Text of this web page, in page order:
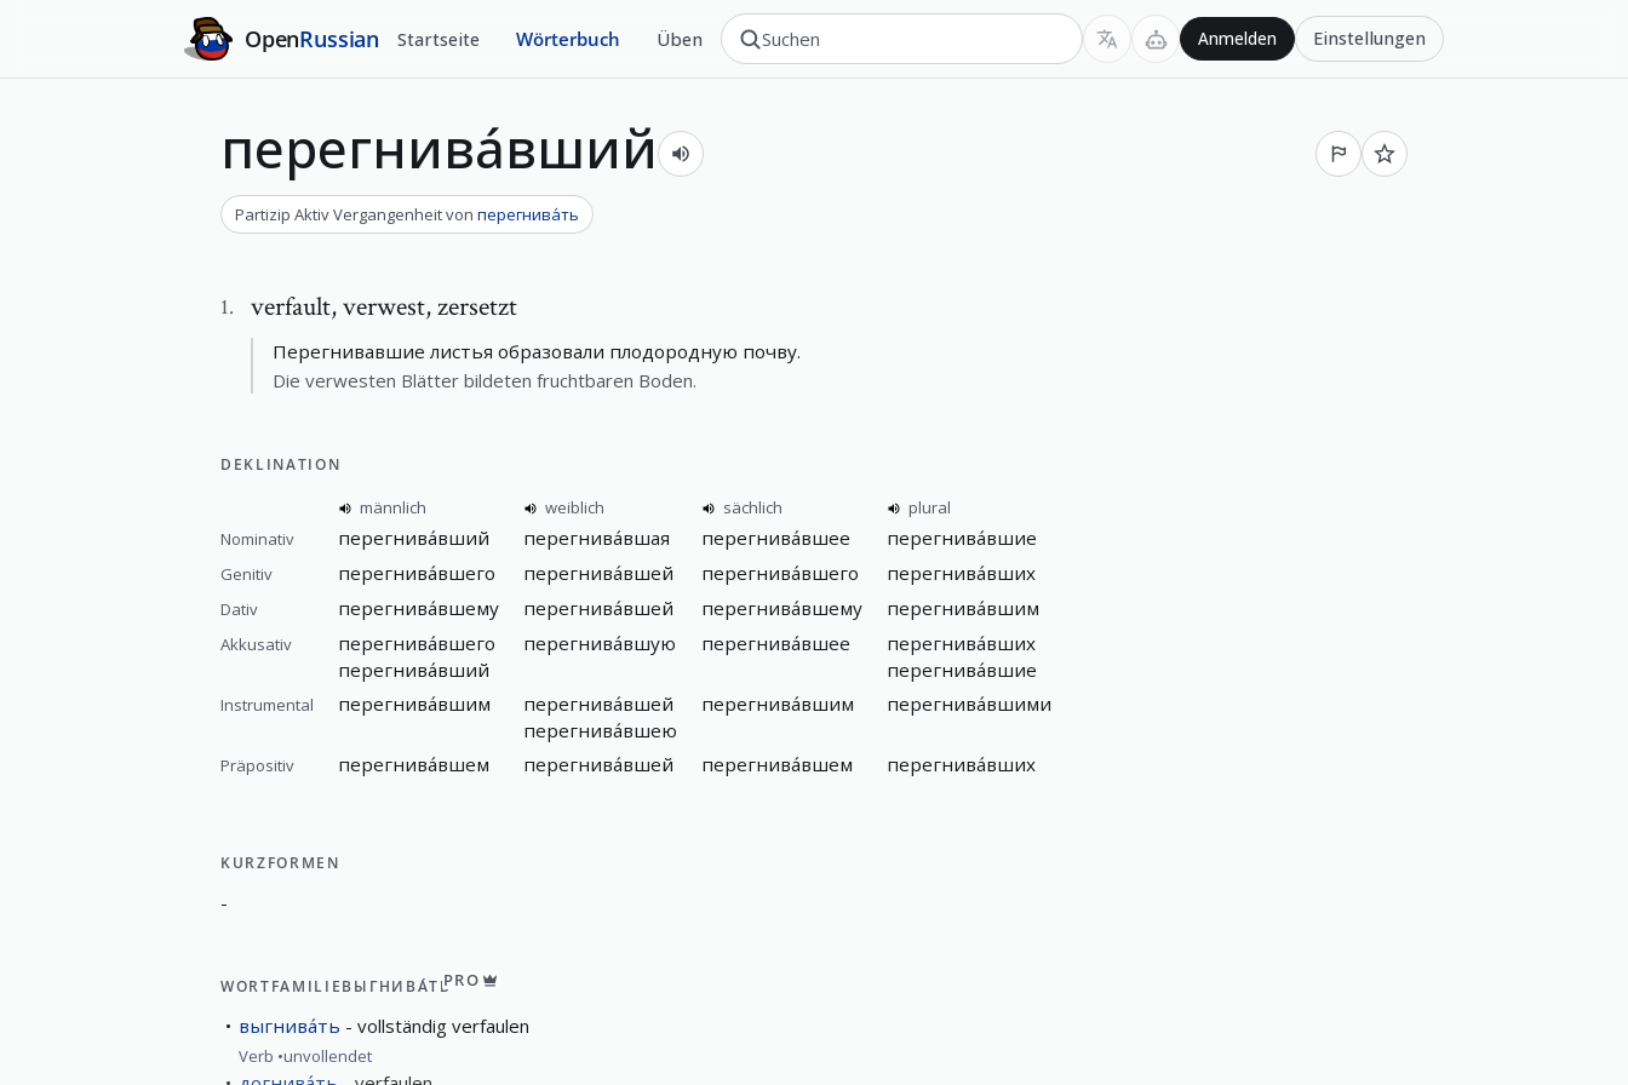
OpenRussian Startseite Wörterbuch Üben Anmelden Einstellungen
перегнива́вший
Partizip Aktiv Vergangenheitvon перегнива́ть
1. verfault,verwest, zersetzt
Перегнивавшие листья образовали плодородную почву.
Die verwesten Blätter bildeten fruchtbaren Boden.
DEKLINATION
männlich weiblich sächlich
plural
Nominativ
перегнива́вший перегнива́вшая перегнива́вшее перегнива́вшие
Genitiv перегнива́вшего перегнива́вшей перегнива́вшего перегнива́вших
Dativ перегнива́вшему перегнива́вшей перегнива́вшему перегнива́вшим
Akkusativ
перегнива́вшего
перегнива́вший
перегнива́вшую перегнива́вшее
перегнива́вших
перегнива́вшие
Instrumental перегнива́вшим
перегнива́вшей
перегнива́вшею
перегнива́вшим перегнива́вшими
Präpositiv перегнива́вшем перегнива́вшей перегнива́вшем перегнива́вших
KURZFORMEN
-
WORTFAMILIEВЫГНИВА́ТЬPRO
выгнива́ть vollständig verfaulen
Verb unvollendet